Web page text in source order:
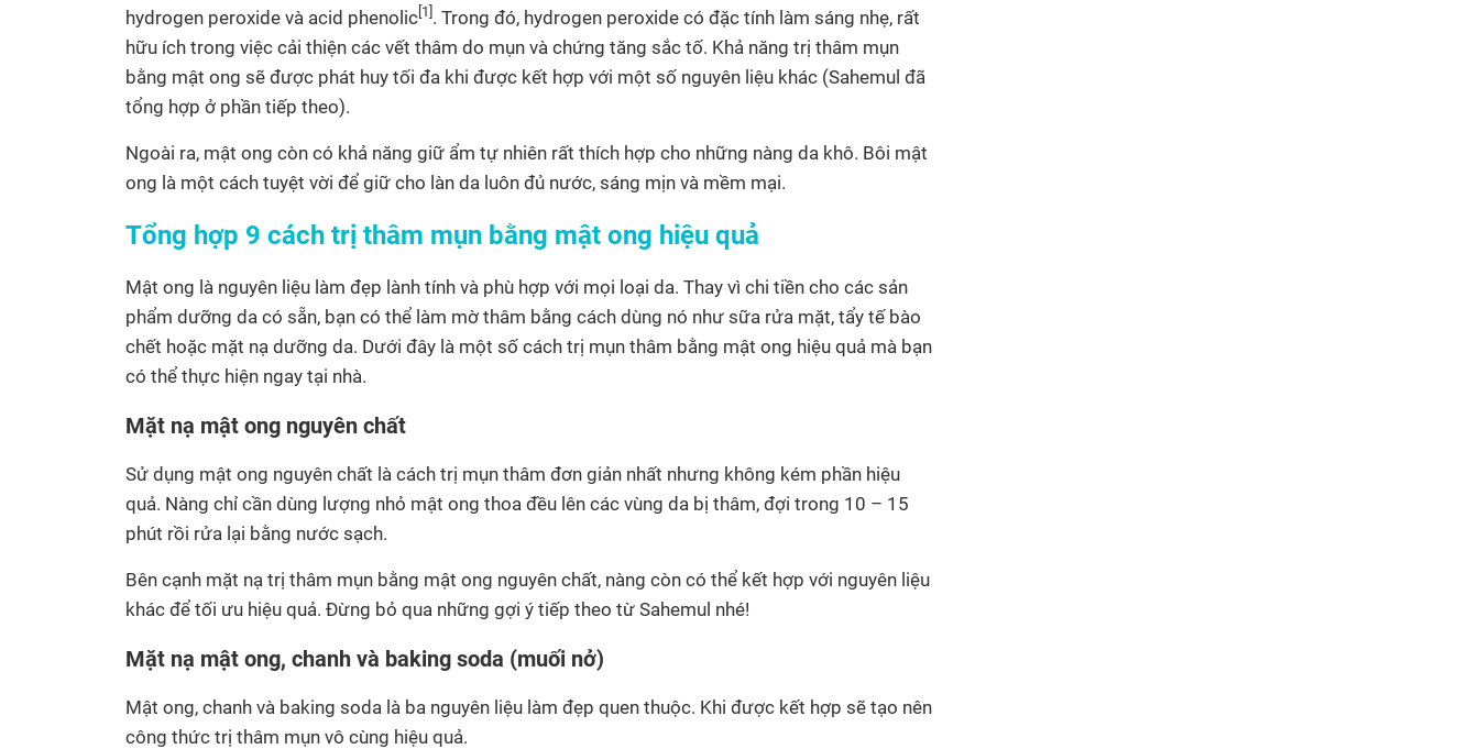
hydrogen peroxide và acid phenolic [1] . Trong đó, hydrogen peroxide có đặc tính làm sáng nhẹ, rất
hữu ích trong việc cải thiện các vết thâm do mụn và chứng tăng sắc tố. Khả năng trị thâm mụn
bằng mật ong sẽ được phát huy tối đa khi được kết hợp với một số nguyên liệu khác (Sahemul đã
tổng hợp ở phần tiếp theo).
Ngoài ra, mật ong còn có khả năng giữ ẩm tự nhiên rất thích hợp cho những nàng da khô. Bôi mật
ong là một cách tuyệt vời để giữ cho làn da luôn đủ nước, sáng mịn và mềm mại.
Tổng hợp 9 cách trị thâm mụn bằng mật ong hiệu quả
Mật ong là nguyên liệu làm đẹp lành tính và phù hợp với mọi loại da. Thay vì chi tiền cho các sản
phẩm dưỡng da có sẵn, bạn có thể làm mờ thâm bằng cách dùng nó như sữa rửa mặt, tẩy tế bào
chết hoặc mặt nạ dưỡng da. Dưới đây là một số cách trị mụn thâm bằng mật ong hiệu quả mà bạn
có thể thực hiện ngay tại nhà.
Mặt nạ mật ong nguyên chất
Sử dụng mật ong nguyên chất là cách trị mụn thâm đơn giản nhất nhưng không kém phần hiệu
quả. Nàng chỉ cần dùng lượng nhỏ mật ong thoa đều lên các vùng da bị thâm, đợi trong 10 – 15
phút rồi rửa lại bằng nước sạch.
Bên cạnh mặt nạ trị thâm mụn bằng mật ong nguyên chất, nàng còn có thể kết hợp với nguyên liệu
khác để tối ưu hiệu quả. Đừng bỏ qua những gợi ý tiếp theo từ Sahemul nhé!
Mặt nạ mật ong, chanh và baking soda (muối nở)
Mật ong, chanh và baking soda là ba nguyên liệu làm đẹp quen thuộc. Khi được kết hợp sẽ tạo nên
công thức trị thâm mụn vô cùng hiệu quả.